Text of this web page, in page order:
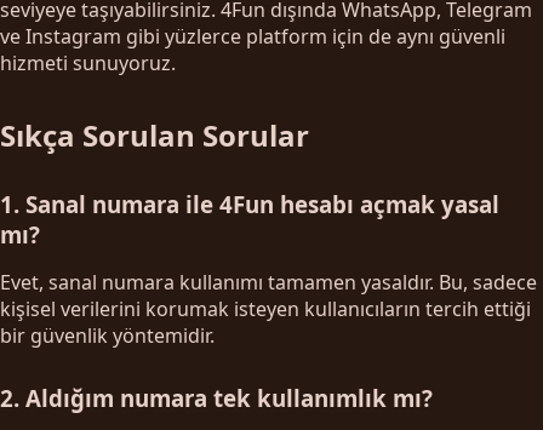
seviyeye taşıyabilirsiniz. 4Fun dışında WhatsApp, Telegram
ve Instagram gibi yüzlerce platform için de aynı güvenli
hizmeti sunuyoruz.
Sıkça Sorulan Sorular
1. Sanal numara ile 4Fun hesabı açmak yasal
mı?
Evet, sanal numara kullanımı tamamen yasaldır. Bu, sadece
kişisel verilerini korumak isteyen kullanıcıların tercih ettiği
bir güvenlik yöntemidir.
2. Aldığım numara tek kullanımlık mı?